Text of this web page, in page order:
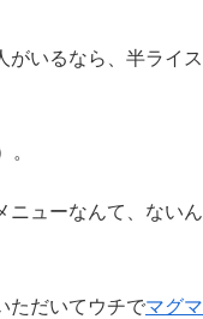
がいるなら、半ライス
。
ニューなんて、ないん
ただいてウチでマグマ